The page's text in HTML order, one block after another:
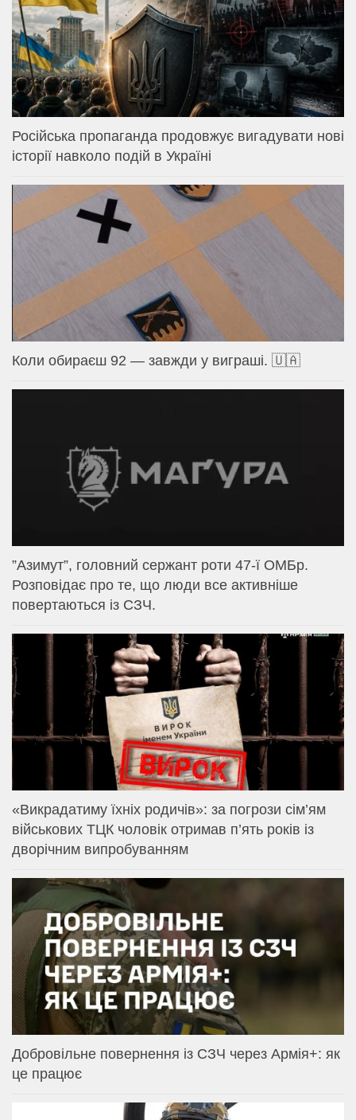
Російська пропаганда продовжує вигадувати нові
історії навколо подій в Україні
Коли обираєш 92 — завжди у виграші. 🇺🇦
⁨”Азимут”, головний сержант роти 47-ї ОМБр.
Розповідає про те, що люди все активніше
повертаються із СЗЧ.
«Викрадатиму їхніх родичів»: за погрози сім’ям
військових ТЦК чоловік отримав п’ять років із
дворічним випробуванням
Добровільне повернення із СЗЧ через Армія+: як
це працює